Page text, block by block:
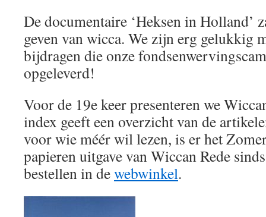
De documentaire ‘Heksen in Holland’
geven van wicca. We zijn erg gelukkig
bijdragen die onze
opgeleverd!
Voor de 19e keer presenteren we
index geeft een overzicht van de
voor wie méér wil lezen, is er het
papieren uitgave van Wiccan Rede
bestellen in dewebwinkel.